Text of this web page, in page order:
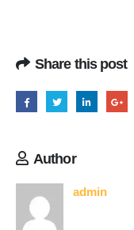
Share this post
Author
admin